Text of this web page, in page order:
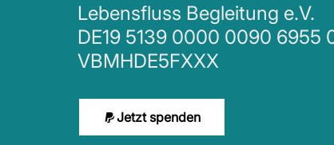
Lebensfluss Begleitung e.V.
DE19 5139 0000 0090 6955
VBMHDE5FXXX
Jetzt spenden